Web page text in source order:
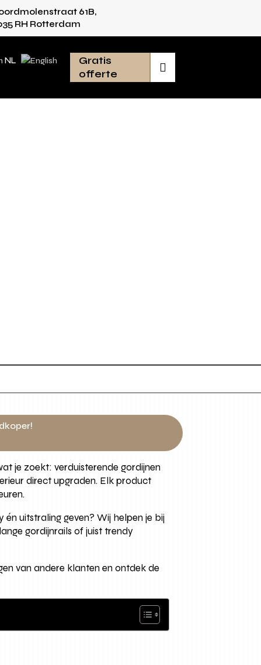
advies voor iedere ruimte
61B,
RH Rotterdam
NL

Gratis
offerte
je zoekt: verduisterende gordijnen
direct upgraden. Elk product
uitstraling geven? Wij helpen je bij
gordijnrails of juist trendy
van andere klanten en ontdek de